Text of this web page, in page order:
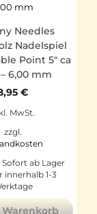
Needles
Nadelspiel
Point 5″ ca
6,00 mm
€
MwSt.
zzgl.
Sofort ab Lager
innerhalb 1-3